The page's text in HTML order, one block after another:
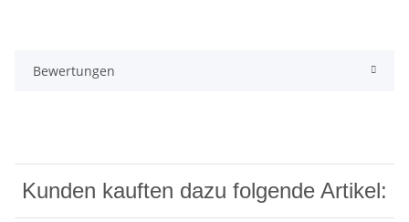
Bewertungen
Kunden kauften dazu folgende Artikel: